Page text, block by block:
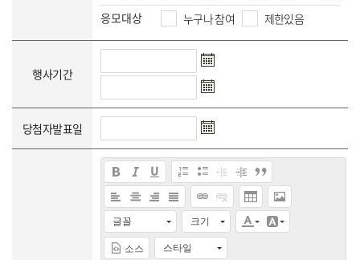
응모대상
누구나 참여 제한있음
행사기간
당첨자발표일
글꼴 크기
소스 스타일